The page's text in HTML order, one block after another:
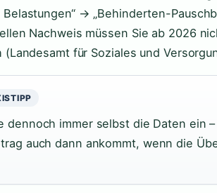
Belastungen“ → „Behinderten-
Nachweis müssen Sie ab 2026
(Landesamt für Soziales und
dennoch immer selbst die Daten ein
auch dann ankommt, wenn die